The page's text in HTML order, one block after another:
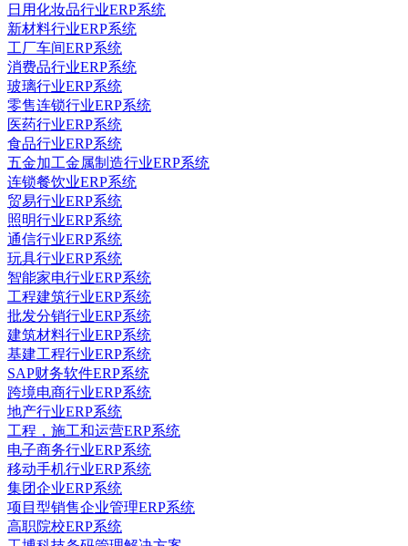
日用化妆品行业ERP系统
新材料行业ERP系统
工厂车间ERP系统
消费品行业ERP系统
玻璃行业ERP系统
零售连锁行业ERP系统
医药行业ERP系统
食品行业ERP系统
五金加工金属制造行业ERP系统
连锁餐饮业ERP系统
贸易行业ERP系统
照明行业ERP系统
通信行业ERP系统
玩具行业ERP系统
智能家电行业ERP系统
工程建筑行业ERP系统
批发分销行业ERP系统
建筑材料行业ERP系统
基建工程行业ERP系统
SAP财务软件ERP系统
跨境电商行业ERP系统
地产行业ERP系统
工程，施工和运营ERP系统
电子商务行业ERP系统
移动手机行业ERP系统
集团企业ERP系统
项目型销售企业管理ERP系统
高职院校ERP系统